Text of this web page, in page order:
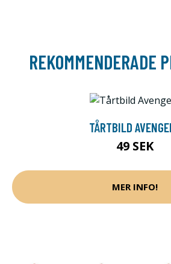
REKOMMENDERADE
TÅRTBILD
49 SEK
MER INFO!